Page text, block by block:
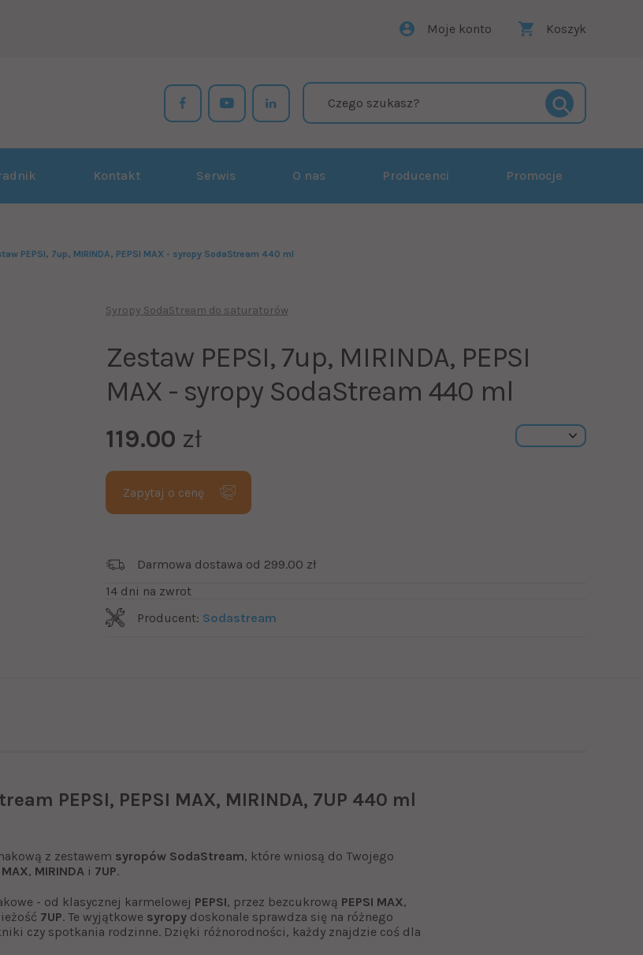
Moje konto Koszyk
Kontakt Serwis O nas Producenci Promocje
PEPSI, 7up, MIRINDA, PEPSI MAX - syropy SodaStream 440 ml
Syropy SodaStream do saturatorów
Zestaw PEPSI, 7up, MIRINDA, PEPSI
MAX - syropy SodaStream 440 ml
119.00 zł
Zapytaj o cenę
Darmowa dostawa od 299.00 zł
14 dni na zwrot
Producent: Sodastream
PEPSI, PEPSI MAX, MIRINDA, 7UP 440 ml
z zestawem syropów SodaStream, które wniosą do Twojego
MAX, MIRINDA i 7UP.
- od klasycznej karmelowej PEPSI, przez bezcukrową PEPSI MAX,
7UP. Te wyjątkowe syropy doskonale sprawdza się na różnego
czy spotkania rodzinne. Dzięki różnorodności, każdy znajdzie coś dla